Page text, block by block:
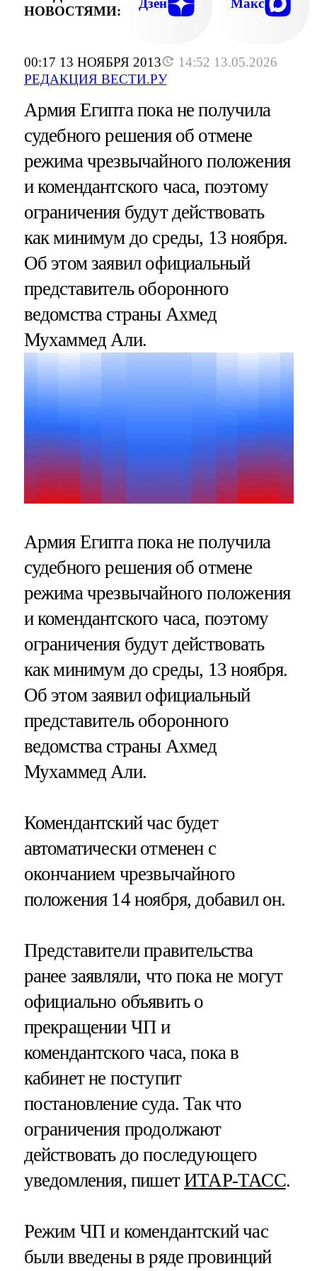
00:17 13 НОЯБРЯ 2013
14:52 13.05.2026
РЕДАКЦИЯ ВЕСТИ.РУ
НОВОСТЯМИ:
Дзен Макс
Армия Египта пока не получила
судебного решения об отмене
режима чрезвычайного положения
и комендантского часа, поэтому
ограничения будут действовать
как минимум до среды, 13 ноября.
Об этом заявил официальный
представитель оборонного
ведомства страны Ахмед
Мухаммед Али.
Армия Египта пока не получила
судебного решения об отмене
режима чрезвычайного положения
и комендантского часа, поэтому
ограничения будут действовать
как минимум до среды, 13 ноября.
Об этом заявил официальный
представитель оборонного
ведомства страны Ахмед
Мухаммед Али.
Комендантский час будет
автоматически отменен с
окончанием чрезвычайного
положения 14 ноября, добавил он.
Представители правительства
ранее заявляли, что пока не могут
официально объявить о
прекращении ЧП и
комендантского часа, пока в
кабинет не поступит
постановление суда. Так что
ограничения продолжают
действовать до последующего
уведомления, пишетИТАР-ТАСС.
Режим ЧП и комендантский час
были введены в ряде провинций